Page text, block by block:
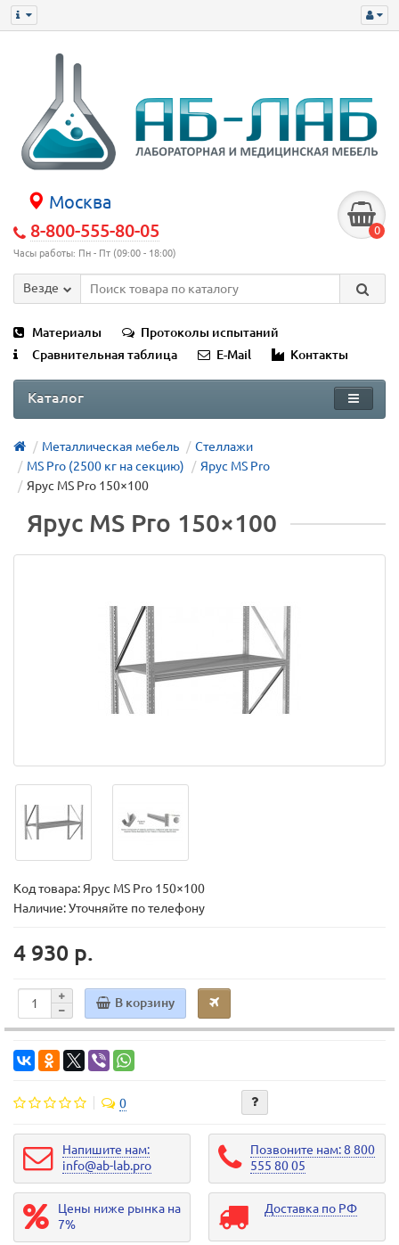
Москва
8-800-555-80-05
Часы работы: Пн - Пт (09:00 - 18:00)
0
Везде
Материалы
Протоколы испытаний
Сравнительная таблица
E-Mail Контакты
Каталог
Металлическая мебель
Стеллажи
MS Pro (2500 кг на секцию)
Ярус MS Pro
Ярус MS Pro 150×100
Ярус MS Pro 150×100
Код товара: Ярус MS Pro 150×100
Наличие: Уточняйте по телефону
4 930 р.
В корзину
0
Напишите нам:
info@ab-lab.pro
Позвоните нам: 8 800
555 80 05
Цены ниже рынка на
7%
Доставка по РФ